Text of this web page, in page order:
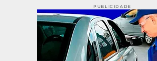
PUBLICIDADE